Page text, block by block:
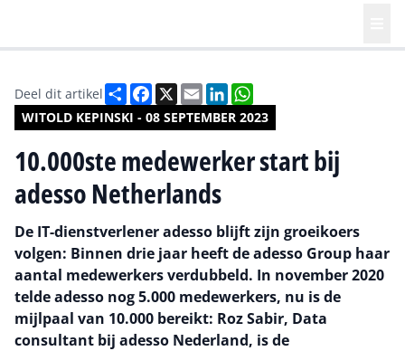
WITOLD KEPINSKI - 08 SEPTEMBER 2023
Deel dit artikel DeelFacebook
X EmailLinkedIn
10.000ste medewerker start bij
adesso Netherlands
De IT-dienstverlener adesso blijft zijn groeikoers
volgen: Binnen drie jaar heeft de adesso Group haar
aantal medewerkers verdubbeld. In november 2020
telde adesso nog 5.000 medewerkers, nu is de
mijlpaal van 10.000 bereikt: Roz Sabir, Data
consultant bij adesso Nederland, is de